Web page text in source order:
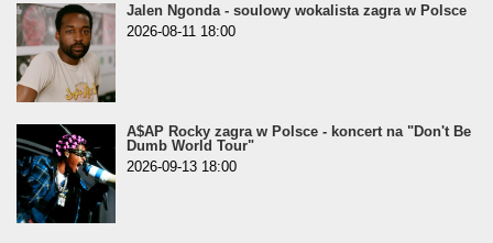
Jalen Ngonda - soulowy wokalista zagra w Polsce
2026-08-11 18:00
A$AP Rocky zagra w Polsce - koncert na "Don't Be
Dumb World Tour"
2026-09-13 18:00